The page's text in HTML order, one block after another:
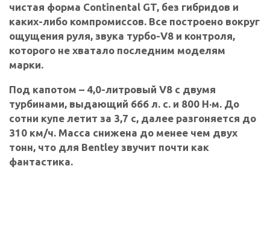
чистая форма Continental GT, без гибридов и
каких-либо компромиссов. Все построено вокруг
ощущения руля, звука турбо-V8 и контроля,
которого не хватало последним моделям
марки.
Под капотом – 4,0-литровый V8 с двумя
турбинами, выдающий 666 л. с. и 800 Н·м. До
сотни купе летит за 3,7 с, далее разгоняется до
310 км/ч. Масса снижена до менее чем двух
тонн, что для Bentley звучит почти как
фантастика.